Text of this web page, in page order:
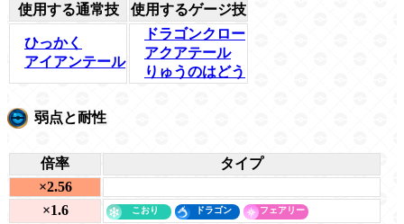
使用する通常技 使用するゲージ技
ひっかく
アイアンテール
ドラゴンクロー
アクアテール
りゅうのはどう
弱点と耐性
倍率
タイプ
×2.56
×1.6